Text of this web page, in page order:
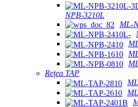
NPB-3210L
ML-
Rețea TAP